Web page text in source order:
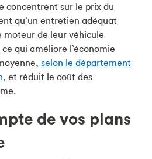
concentrent sur le prix du
qu’un entretien adéquat
moteur de leur véhicule
qui améliore l’économie
selon le département
, et réduit le coût des
de vos plans